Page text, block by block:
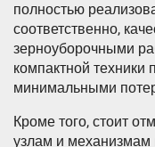
полностью
соответственно,
зерноуборочными
компактной техники
минимальными
Кроме того, стоит
узлам и